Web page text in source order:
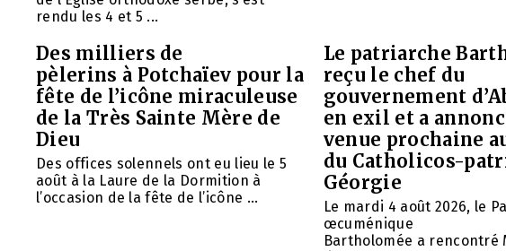
rendu les 4 et 5 ...
Des milliers de
pèlerins à Potchaïev pour la
fête de l’icône miraculeuse
de la Très Sainte Mère de
Dieu
Des offices solennels ont eu lieu le 5
août à la Laure de la Dormition à
l’occasion de la fête de l’icône ...
Le patriarche
reçu le chef du
gouvernement
en exil et a
venue prochaine
du Catholicos-
Géorgie
Le mardi 4 août 2026, le
œcuménique
Bartholomée a rencontré